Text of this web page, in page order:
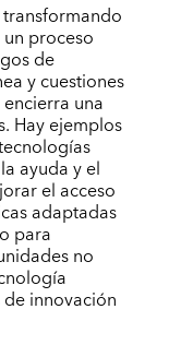
proceso
de
y cuestiones
una
Hay ejemplos
ayuda y el
el acceso
adaptadas
para
no
innovación